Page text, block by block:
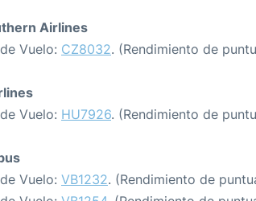
Airlines
Vuelo: CZ8032. (Rendimiento de
Vuelo: HU7926. (Rendimiento de
Vuelo: VB1232. (Rendimiento de